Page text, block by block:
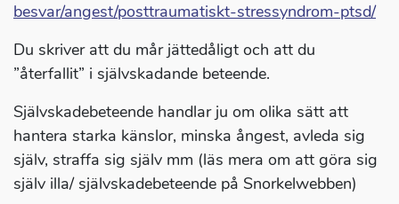
besvar/angest/posttraumatiskt-stressyndrom-ptsd/
Du skriver att du mår jättedåligt och att du
”återfallit” i självskadande beteende.
Självskadebeteende handlar ju om olika sätt att
hantera starka känslor, minska ångest, avleda sig
själv, straffa sig själv mm (läs mera om att göra sig
själv illa/ självskadebeteende på Snorkelwebben)